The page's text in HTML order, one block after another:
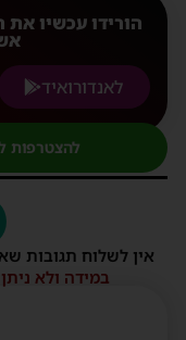
הורידו עכשיו
לאנדורואיד
להצטרפות
אין לשלוח תגובות
במידה ולא